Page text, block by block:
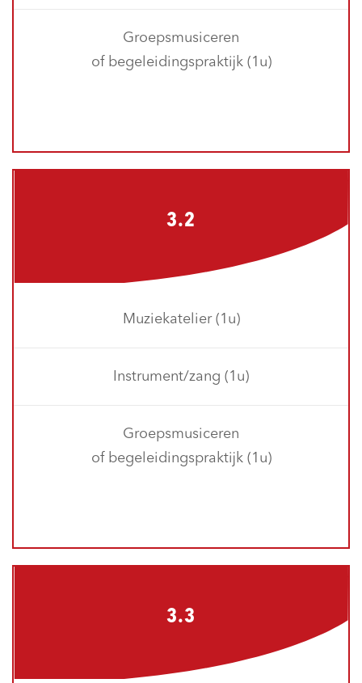
Groepsmusiceren
of begeleidingspraktijk (1u)
3.2
Muziekatelier (1u)
Instrument/zang (1u)
Groepsmusiceren
of begeleidingspraktijk (1u)
3.3